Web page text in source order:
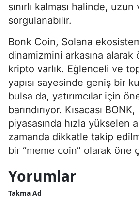
sınırlı kalması halinde,
sorgulanabilir.
Bonk Coin, Solana
dinamizmini arkasına alarak
kripto varlık. Eğlenceli ve
yapısı sayesinde geniş bir
bulsa da, yatırımcılar için
barındırıyor. Kısacası
piyasasında hızla yükselen
zamanda dikkatle takip
bir “meme coin” olarak öne
Yorumlar
Takma Ad